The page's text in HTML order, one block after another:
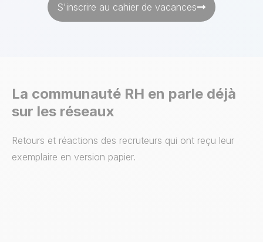
S'inscrire au cahier de vacances
La communauté RH en parle déjà
sur les réseaux
Retours et réactions des recruteurs qui ont reçu leur
exemplaire en version papier.